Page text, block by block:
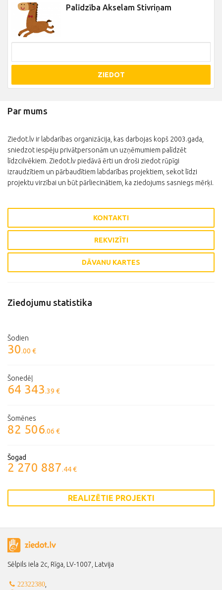
Palīdzība Akselam Stivriņam
ZIEDOT
Par mums
Ziedot.lv ir labdarības organizācija, kas darbojas kopš 2003.gada,
sniedzot iespēju privātpersonām un uzņēmumiem palīdzēt
līdzcilvēkiem. Ziedot.lv piedāvā ērti un droši ziedot rūpīgi
izraudzītiem un pārbaudītiem labdarības projektiem, sekot līdzi
projektu virzībai un būt pārliecinātiem, ka ziedojums sasniegs mērķi.
KONTAKTI
REKVIZĪTI
DĀVANU KARTES
Ziedojumu statistika
Šodien
30.00 €
Šonedēļ
64 343.39 €
Šomēnes
82 506.06 €
Šogad
2 270 887.44 €
REALIZĒTIE PROJEKTI
Sēlpils iela 2c, Rīga, LV-1007, Latvija
22322380,